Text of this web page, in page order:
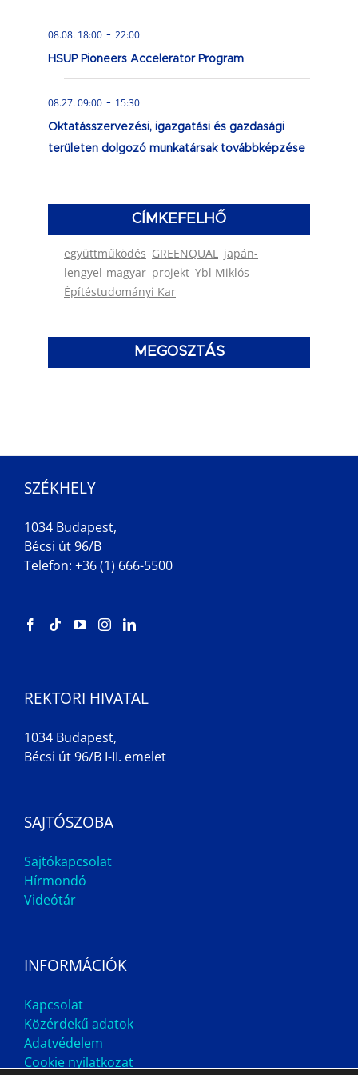
08.08. 18:00 - 22:00
HSUP Pioneers Accelerator Program
08.27. 09:00 - 15:30
Oktatásszervezési, igazgatási és gazdasági
területen dolgozó munkatársak továbbképzése
CÍMKEFELHŐ
együttműködés GREENQUAL japán-
lengyel-magyar projekt Ybl Miklós
Építéstudományi Kar
MEGOSZTÁS
SZÉKHELY
1034 Budapest,
Bécsi út 96/B
Telefon: +36 (1) 666-5500
REKTORI HIVATAL
1034 Budapest,
Bécsi út 96/B I-II. emelet
SAJTÓSZOBA
Sajtókapcsolat
Hírmondó
Videótár
INFORMÁCIÓK
Kapcsolat
Közérdekű adatok
Adatvédelem
Cookie nyilatkozat